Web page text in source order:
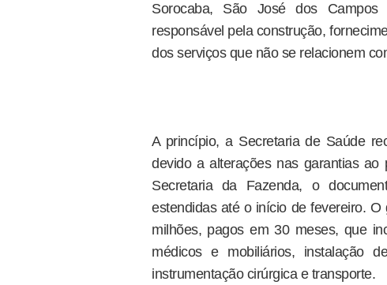
Sorocaba, São José dos
responsável pela construção,
dos serviços que não se relacionem
A princípio, a Secretaria de Saúde
devido a alterações nas garantias ao
Secretaria da Fazenda, o
estendidas até o início de fevereiro.
milhões, pagos em 30 meses, que
médicos e mobiliários, instalação
instrumentação cirúrgica e transporte.